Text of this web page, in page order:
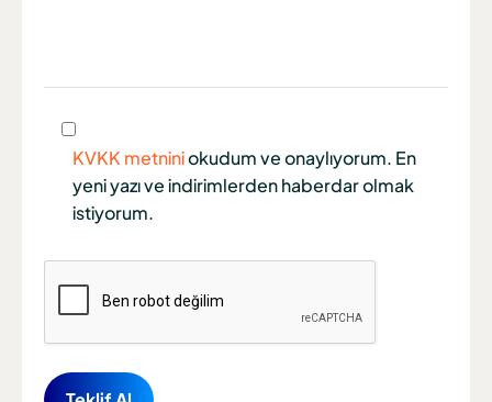
KVKK metniniokudum ve onaylıyorum. En
yeni yazı ve indirimlerden haberdar olmak
istiyorum.